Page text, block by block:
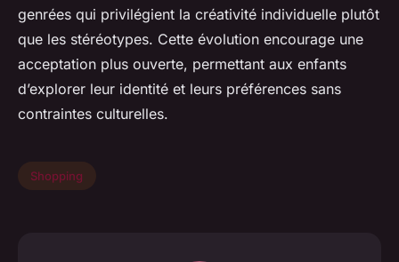
genrées qui privilégient la créativité individuelle plutôt
que les stéréotypes. Cette évolution encourage une
acceptation plus ouverte, permettant aux enfants
d’explorer leur identité et leurs préférences sans
contraintes culturelles.
Shopping